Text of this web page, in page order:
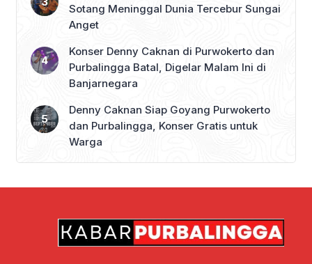
Sotang Meninggal Dunia Tercebur Sungai
Anget
Konser Denny Caknan di Purwokerto dan
Purbalingga Batal, Digelar Malam Ini di
Banjarnegara
Denny Caknan Siap Goyang Purwokerto
dan Purbalingga, Konser Gratis untuk
Warga